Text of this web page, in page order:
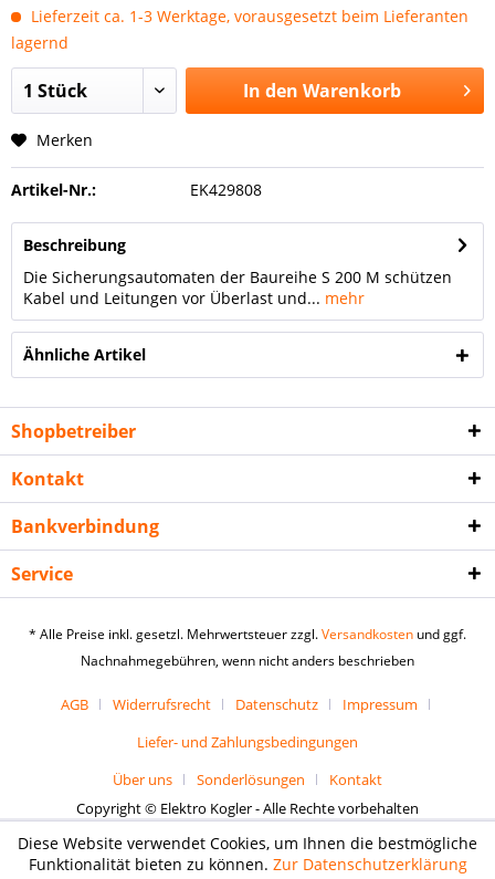
Lieferzeit ca. 1-3 Werktage, vorausgesetzt beim Lieferanten
lagernd
In den Warenkorb
Merken
Artikel-Nr.: EK429808
Beschreibung
Die Sicherungsautomaten der Baureihe S 200 M schützen
Kabel und Leitungen vor Überlast und... mehr
Ähnliche Artikel
Shopbetreiber
Kontakt
Bankverbindung
Service
* Alle Preise inkl. gesetzl. Mehrwertsteuer zzgl.Versandkosten und ggf.
Nachnahmegebühren, wenn nicht anders beschrieben
AGB Widerrufsrecht Datenschutz
Impressum
Liefer- und Zahlungsbedingungen
Über uns
Sonderlösungen
Kontakt
Copyright © Elektro Kogler - Alle Rechte vorbehalten
Diese Website verwendet Cookies, um Ihnen die bestmögliche
Funktionalität bieten zu können. Zur Datenschutzerklärung